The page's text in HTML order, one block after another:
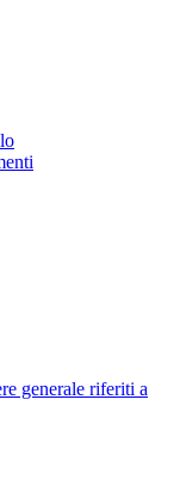
generale riferiti a